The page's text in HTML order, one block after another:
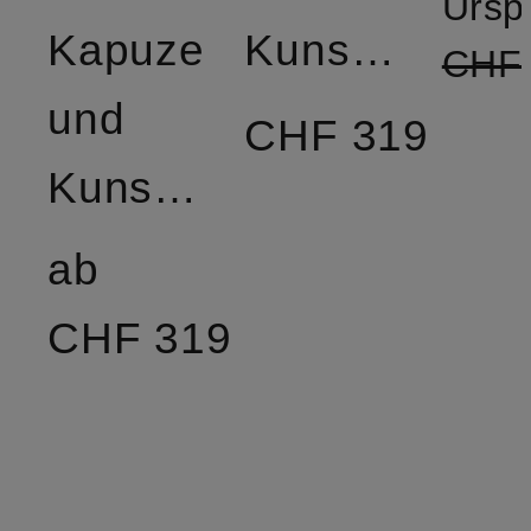
Kapuze
und
Kunstfellbesatz
ab
CHF 319
Kunstfell
CHF 319